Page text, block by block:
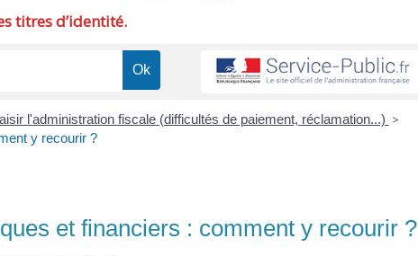
titres d’identité.
l'administration fiscale (difficultés de paiement, réclamation...) >
y recourir ?
et financiers : comment y recourir ?